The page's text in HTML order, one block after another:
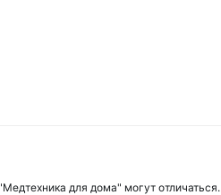
для дома" могут отличаться.